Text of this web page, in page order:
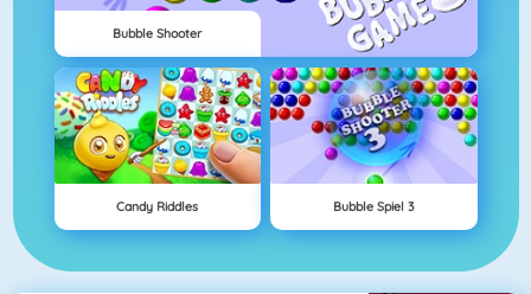
Bubble Shooter
Candy Riddles Bubble Spiel 3